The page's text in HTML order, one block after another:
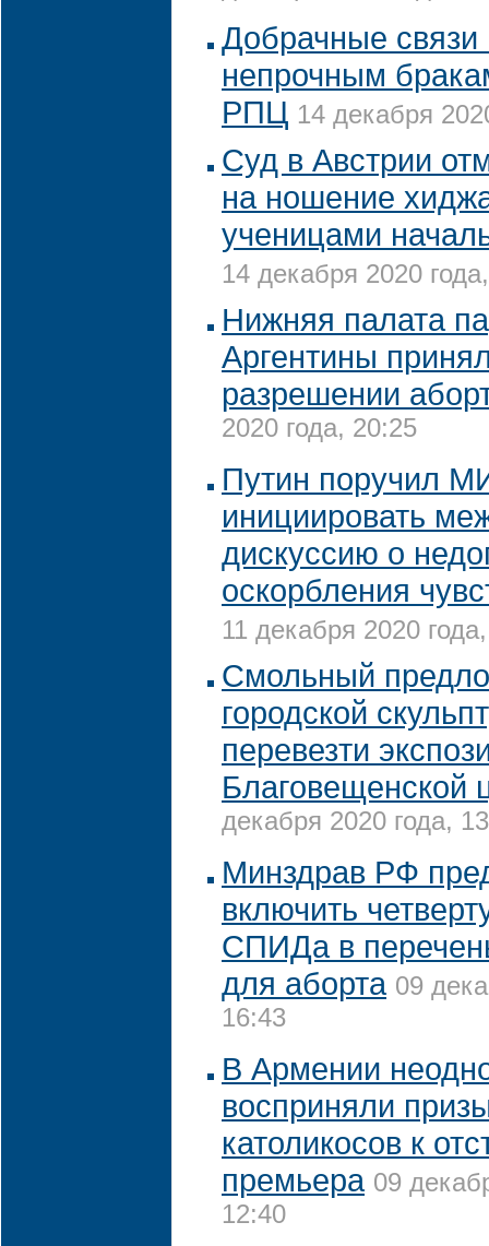
Добрачные связи
непрочным
РПЦ 14 декабря
Суд в Австрии
на ношение
ученицами
14 декабря 2020
Нижняя палата
Аргентины
разрешении
2020 года, 20:25
Путин поручил
инициировать
дискуссию о
оскорбления
11 декабря 2020
Смольный
городской
перевезти
Благовещенской
декабря 2020 года,
Минздрав РФ
включить
СПИДа в
для аборта 09
16:43
В Армении
восприняли
католикосов к
премьера 09
12:40